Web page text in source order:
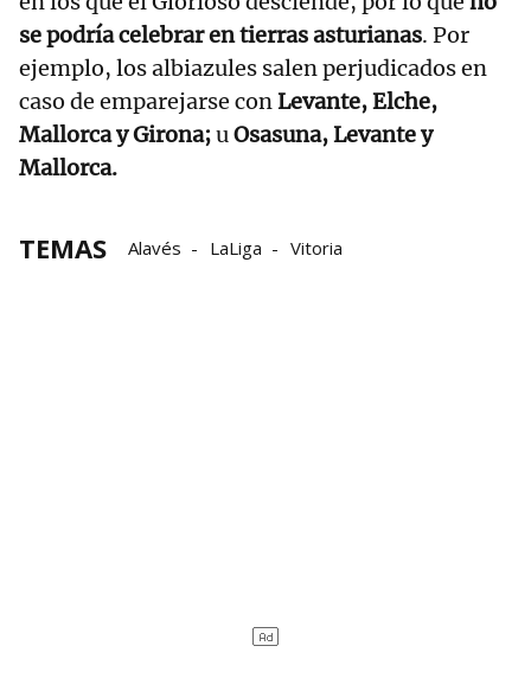
se podría celebrar en tierras asturianas. Por
ejemplo, los albiazules salen perjudicados en
caso de emparejarse conLevante, Elche,
Mallorca y Girona;uOsasuna, Levante y
Mallorca.
TEMAS Alavés LaLiga Vitoria